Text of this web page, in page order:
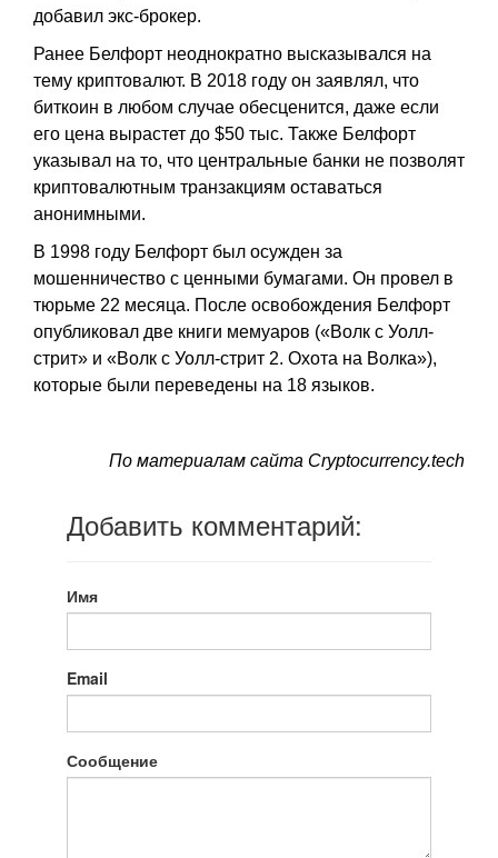
добавил экс-брокер.
Ранее Белфорт неоднократно высказывался на
тему криптовалют. В 2018 году он заявлял, что
биткоин в любом случае обесценится, даже если
его цена вырастет до $50 тыс. Также Белфорт
указывал на то, что центральные банки не позволят
криптовалютным транзакциям оставаться
анонимными.
В 1998 году Белфорт был осужден за
мошенничество с ценными бумагами. Он провел в
тюрьме 22 месяца. После освобождения Белфорт
опубликовал две книги мемуаров («Волк с Уолл-
стрит» и «Волк с Уолл-стрит 2. Охота на Волка»),
которые были переведены на 18 языков.
По материалам сайта Сryptocurrency.tech
Добавить комментарий:
Имя
Email
Сообщение